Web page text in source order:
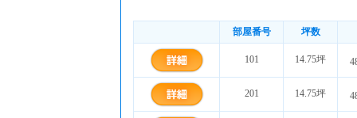
部屋番号 坪数
101 14.75坪
201 14.75坪